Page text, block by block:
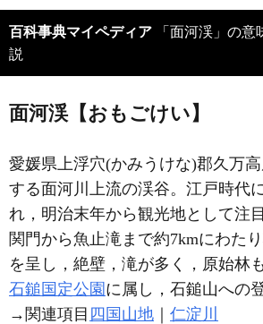
百科事典マイペディア
説
面河渓【おもごけい】
愛媛県上浮穴(かみうけな)郡久万
する面河川上流の渓谷。江戸時代
れ，明治末年から観光地として注
関門から魚止滝まで約7kmにわた
を呈し，絶壁，滝が多く，原始林
石鎚国定公園 に属し，石鎚山への
→関連項目 四国山地 仁淀川